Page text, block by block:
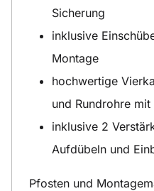
Sicherung
inklusive
Montage
hochwertige
und Rundrohre
inklusive 2
Aufdübeln und
Pfosten und